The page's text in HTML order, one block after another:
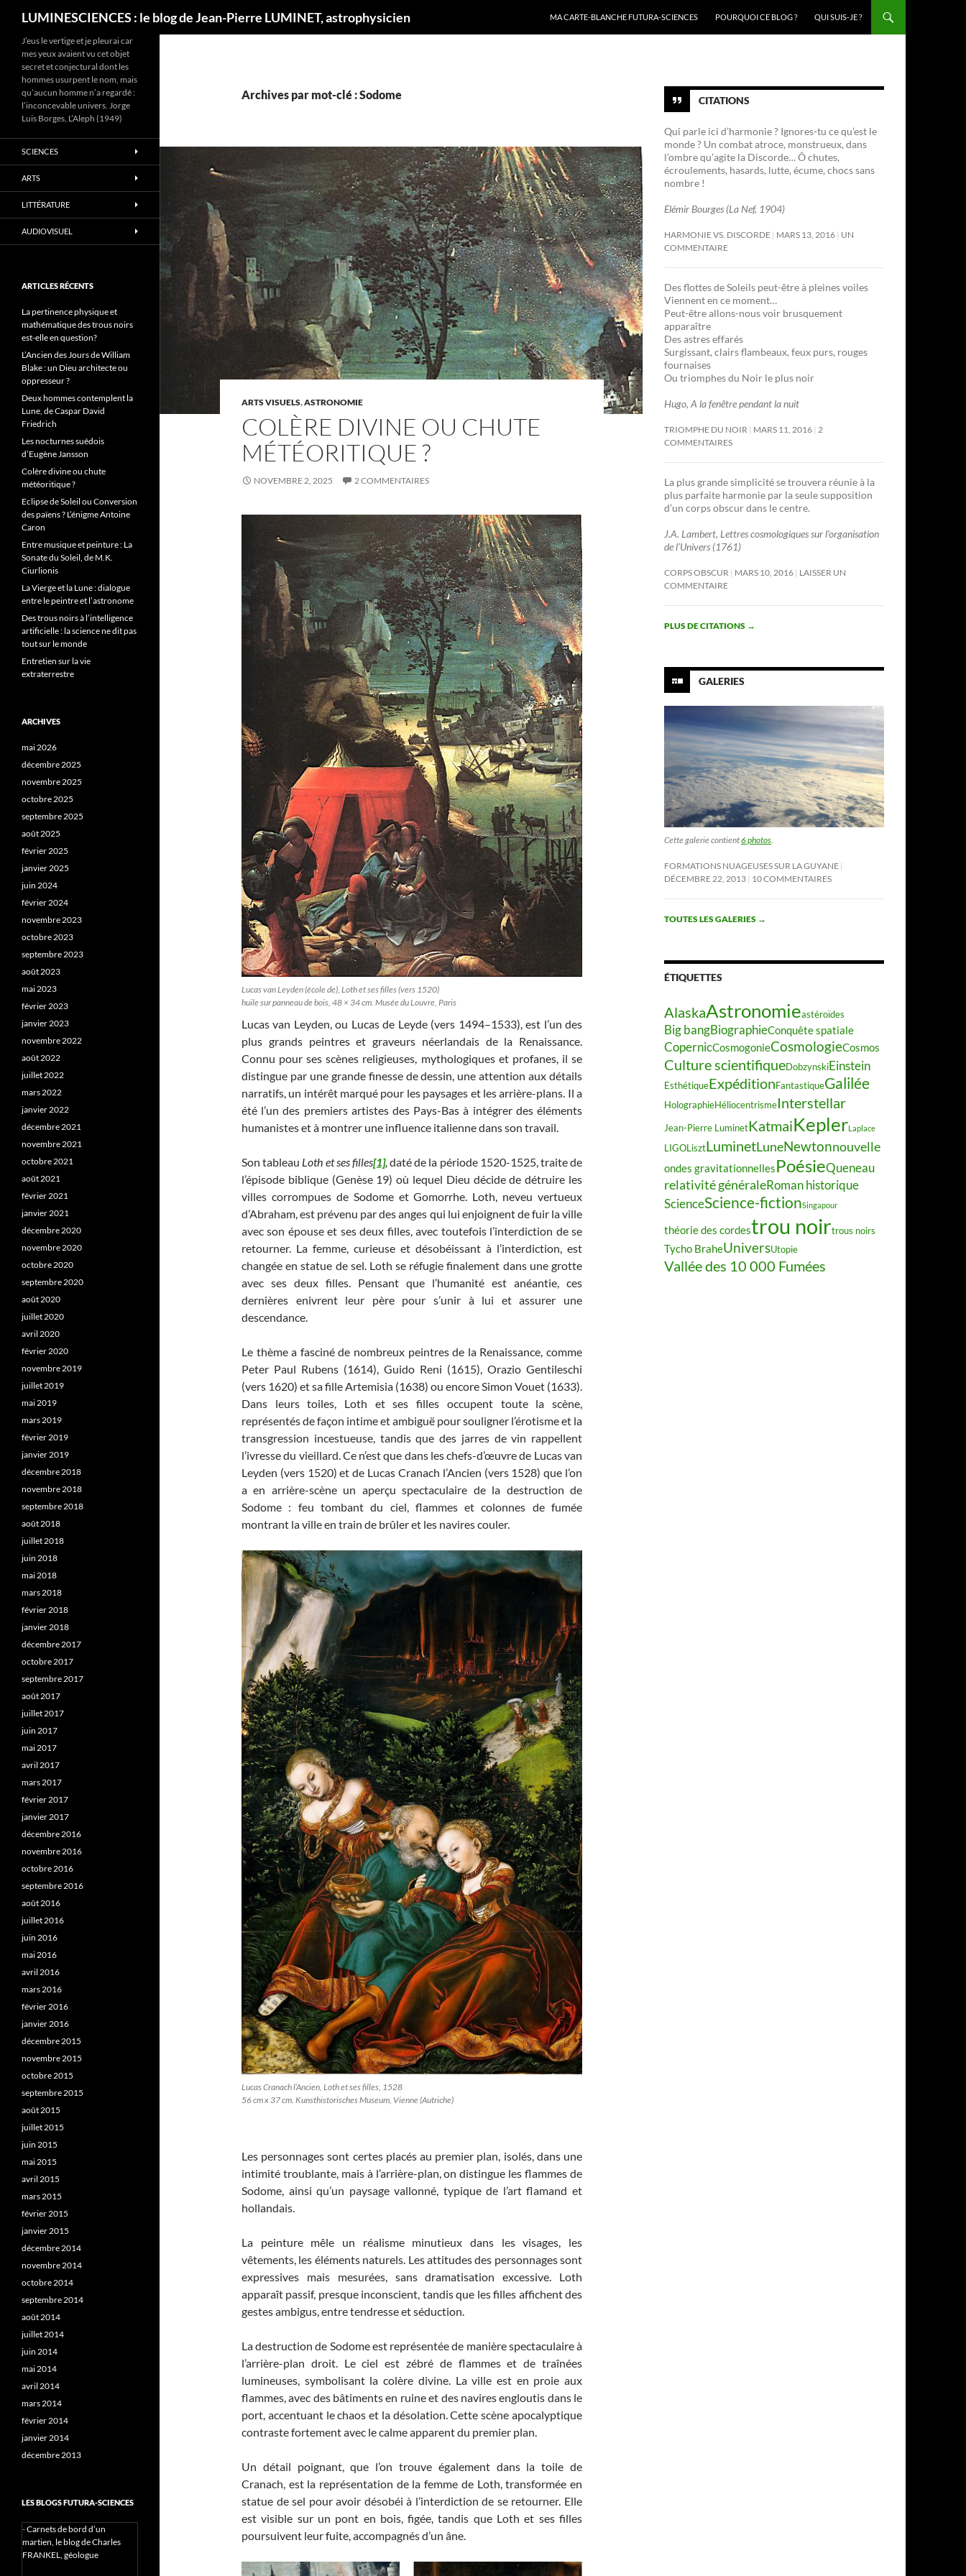
LUMINESCIENCES : le blog de Jean-Pierre LUMINET, astrophysicien
MA CARTE-BLANCHE FUTURA-SCIENCES
POURQUOI CE BLOG ? QUI SUIS-JE ?
Archives par mot-clé : Sodome
ARTS VISUELS,ASTRONOMIE
COLÈRE DIVINE OU CHUTE
MÉTÉORITIQUE ?
NOVEMBRE 2, 2025 2 COMMENTAIRES
Lucas van Leyden (école de), Loth et ses filles (vers 1520)
huile sur panneau de bois, 48 × 34 cm. Musée du Louvre, Paris
Lucas van Leyden, ou Lucas de Leyde (vers 1494–1533), est l’un des
plus grands peintres et graveurs néerlandais de la Renaissance.
Connu pour ses scènes religieuses, mythologiques et profanes, il se
distingue par une grande finesse de dessin, une attention aux détails
narratifs, un intérêt marqué pour les paysages et les arrière-plans. Il a
été l’un des premiers artistes des Pays-Bas à intégrer des éléments
humanistes et à montrer une influence italienne dans son travail.
Son tableau Loth et ses filles[1],daté de la période 1520-1525, traite de
l’épisode biblique (Genèse 19) où lequel Dieu décide de détruire les
villes corrompues de Sodome et Gomorrhe. Loth, neveu vertueux
d’Abraham, est prévenu par des anges qui lui enjoignent de fuir la ville
avec son épouse et ses deux filles, avec toutefois l’interdiction de se
retourner. La femme, curieuse et désobéissant à l’interdiction, est
changée en statue de sel. Loth se réfugie finalement dans une grotte
avec ses deux filles. Pensant que l’humanité est anéantie, ces
dernières enivrent leur père pour s’unir à lui et assurer une
descendance.
Le thème a fasciné de nombreux peintres de la Renaissance, comme
Peter Paul Rubens (1614), Guido Reni (1615), Orazio Gentileschi
(vers 1620) et sa fille Artemisia (1638) ou encore Simon Vouet (1633).
Dans leurs toiles, Loth et ses filles occupent toute la scène,
représentés de façon intime et ambiguë pour souligner l’érotisme et la
transgression incestueuse, tandis que des jarres de vin rappellent
l’ivresse du vieillard. Ce n’est que dans les chefs-d’œuvre de Lucas van
Leyden (vers 1520) et de Lucas Cranach l’Ancien (vers 1528) que l’on
a en arrière-scène un aperçu spectaculaire de la destruction de
Sodome : feu tombant du ciel, flammes et colonnes de fumée
montrant la ville en train de brûler et les navires couler.
Lucas Cranach l’Ancien, Loth et ses filles, 1528
56 cm x 37 cm. Kunsthistorisches Museum, Vienne (Autriche)
Les personnages sont certes placés au premier plan, isolés, dans une
intimité troublante, mais à l’arrière-plan, on distingue les flammes de
Sodome, ainsi qu’un paysage vallonné, typique de l’art flamand et
hollandais.
La peinture mêle un réalisme minutieux dans les visages, les
vêtements, les éléments naturels. Les attitudes des personnages sont
expressives mais mesurées, sans dramatisation excessive. Loth
apparaît passif, presque inconscient, tandis que les filles affichent des
gestes ambigus, entre tendresse et séduction.
La destruction de Sodome est représentée de manière spectaculaire à
l’arrière-plan droit. Le ciel est zébré de flammes et de traînées
lumineuses, symbolisant la colère divine. La ville est en proie aux
flammes, avec des bâtiments en ruine et des navires engloutis dans le
port, accentuant le chaos et la désolation. Cette scène apocalyptique
contraste fortement avec le calme apparent du premier plan.
Un détail poignant, que l’on trouve également dans la toile de
Cranach, est la représentation de la femme de Loth, transformée en
statue de sel pour avoir désobéi à l’interdiction de se retourner. Elle
est visible sur un pont en bois, figée, tandis que Loth et ses filles
poursuivent leur fuite, accompagnés d’un âne.
CITATIONS
Qui parle ici d’harmonie ? Ignores-tu ce qu’est le
monde ? Un combat atroce, monstrueux, dans
l’ombre qu’agite la Discorde… Ô chutes,
écroulements, hasards, lutte, écume, chocs sans
nombre !
Elémir Bourges (La Nef, 1904)
HARMONIE VS. DISCORDE MARS 13, 2016 UN
COMMENTAIRE
Des flottes de Soleils peut-être à pleines voiles
Viennent en ce moment…
Peut-être allons-nous voir brusquement
apparaître
Des astres effarés
Surgissant, clairs flambeaux, feux purs, rouges
fournaises
Ou triomphes du Noir le plus noir
Hugo, A la fenêtre pendant la nuit
TRIOMPHE DU NOIR MARS 11, 2016 2
COMMENTAIRES
La plus grande simplicité se trouvera réunie à la
plus parfaite harmonie par la seule supposition
d’un corps obscur dans le centre.
J.A. Lambert, Lettres cosmologiques sur l’organisation
de l’Univers (1761)
CORPS OBSCUR MARS 10, 2016 LAISSER UN
COMMENTAIRE
PLUS DE CITATIONS →
GALERIES
Cette galerie contient6 photos.
FORMATIONS NUAGEUSES SUR LA GUYANE
DÉCEMBRE 22, 2013 10 COMMENTAIRES
TOUTES LES GALERIES →
ÉTIQUETTES
AlaskaAstronomieastéroïdes
Big bangBiographieConquête spatiale
CopernicCosmogonieCosmologieCosmos
Culture scientifiqueDobzynskiEinstein
EsthétiqueExpéditionFantastiqueGalilée
HolographieHéliocentrismeInterstellar
Jean-Pierre LuminetKatmaiKeplerLaplace
LIGOLisztLuminetLuneNewtonnouvelle
ondes gravitationnellesPoésieQueneau
relativité généraleRoman historique
ScienceScience-fictionSingapour
théorie des cordestrou noirtrous noirs
Tycho BraheUniversUtopie
Vallée des 10 000 Fumées
J’eus le vertige et je pleurai car
mes yeux avaient vu cet objet
secret et conjectural dont les
hommes usurpent le nom, mais
qu’aucun homme n’a regardé :
l’inconcevable univers. Jorge
Luis Borges, L’Aleph (1949)
SCIENCES
ARTS
LITTÉRATURE
AUDIOVISUEL
ARTICLES RÉCENTS
La pertinence physique et
mathématique des trous noirs
est-elle en question?
L’Ancien des Jours de William
Blake : un Dieu architecte ou
oppresseur ?
Deux hommes contemplent la
Lune, de Caspar David
Friedrich
Les nocturnes suédois
d’Eugène Jansson
Colère divine ou chute
météoritique ?
Eclipse de Soleil ou Conversion
des païens ? L’énigme Antoine
Caron
Entre musique et peinture : La
Sonate du Soleil, de M.K.
Ciurlionis
La Vierge et la Lune : dialogue
entre le peintre et l’astronome
Des trous noirs à l’intelligence
artificielle : la science ne dit pas
tout sur le monde
Entretien sur la vie
extraterrestre
ARCHIVES
mai 2026
décembre 2025
novembre 2025
octobre 2025
septembre 2025
août 2025
février 2025
janvier 2025
juin 2024
février 2024
novembre 2023
octobre 2023
septembre 2023
août 2023
mai 2023
février 2023
janvier 2023
novembre 2022
août 2022
juillet 2022
mars 2022
janvier 2022
décembre 2021
novembre 2021
octobre 2021
août 2021
février 2021
janvier 2021
décembre 2020
novembre 2020
octobre 2020
septembre 2020
août 2020
juillet 2020
avril 2020
février 2020
novembre 2019
juillet 2019
mai 2019
mars 2019
février 2019
janvier 2019
décembre 2018
novembre 2018
septembre 2018
août 2018
juillet 2018
juin 2018
mai 2018
mars 2018
février 2018
janvier 2018
décembre 2017
octobre 2017
septembre 2017
août 2017
juillet 2017
juin 2017
mai 2017
avril 2017
mars 2017
février 2017
janvier 2017
décembre 2016
novembre 2016
octobre 2016
septembre 2016
août 2016
juillet 2016
juin 2016
mai 2016
avril 2016
mars 2016
février 2016
janvier 2016
décembre 2015
novembre 2015
octobre 2015
septembre 2015
août 2015
juillet 2015
juin 2015
mai 2015
avril 2015
mars 2015
février 2015
janvier 2015
décembre 2014
novembre 2014
octobre 2014
septembre 2014
août 2014
juillet 2014
juin 2014
mai 2014
avril 2014
mars 2014
février 2014
janvier 2014
décembre 2013
LES BLOGS FUTURA-SCIENCES
-Carnets de bord d’un
martien, le blog de Charles
FRANKEL, géologue